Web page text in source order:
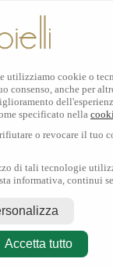
Owned
utilizziamo cookie o
consenso, anche per
specificato nella
o revocare il tuo
di tali tecnologie
informativa, continui
Accetta tutto